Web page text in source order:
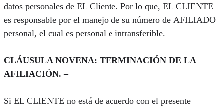
datos personales de EL Cliente. Por lo que, EL CLIENTE
es responsable por el manejo de su número de AFILIADO
personal, el cual es personal e intransferible.
CLÁUSULA NOVENA: TERMINACIÓN DE LA
AFILIACIÓN. –
Si EL CLIENTE no está de acuerdo con el presente